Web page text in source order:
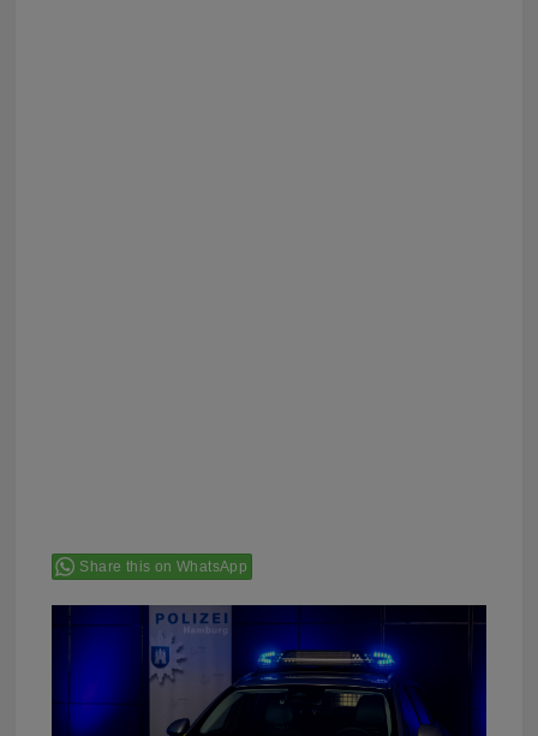
Share this on WhatsApp